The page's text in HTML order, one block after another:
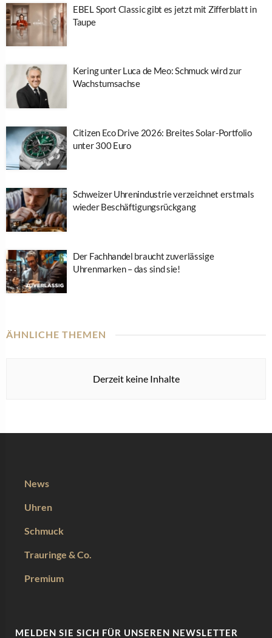
EBEL Sport Classic gibt es jetzt mit Zifferblatt in
Taupe
Kering unter Luca de Meo: Schmuck wird zur
Wachstumsachse
Citizen Eco Drive 2026: Breites Solar-Portfolio
unter 300 Euro
Schweizer Uhrenindustrie verzeichnet erstmals
wieder Beschäftigungsrückgang
Der Fachhandel braucht zuverlässige
Uhrenmarken – das sind sie!
ÄHNLICHE THEMEN
Derzeit keine Inhalte
News
Uhren
Schmuck
Trauringe & Co.
Premium
MELDEN SIE SICH FÜR UNSEREN NEWSLETTER